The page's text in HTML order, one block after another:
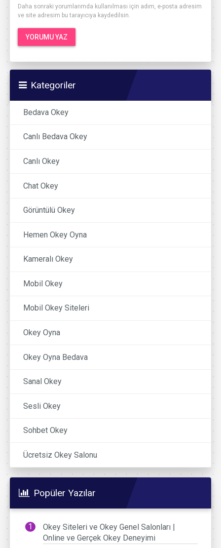
Daha sonraki yorumlarımda kullanılması için adım, e-posta adresim
ve site adresim bu tarayıcıya kaydedilsin.
Kategoriler
Bedava Okey
Canlı Bedava Okey
Canlı Okey
Chat Okey
Görüntülü Okey
Hemen Okey Oyna
Kameralı Okey
Mobil Okey
Mobil Okey Siteleri
Okey Oyna
Okey Oyna Bedava
Sanal Okey
Sesli Okey
Sohbet Okey
Ücretsiz Okey Salonu
Popüler Yazılar
Okey Siteleri ve Okey Genel Salonları |
Online ve Gerçek Okey Deneyimi